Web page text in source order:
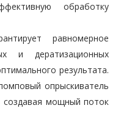
обработку
равномерное
и дератизационных
результата.
опрыскиватель
создавая мощный поток